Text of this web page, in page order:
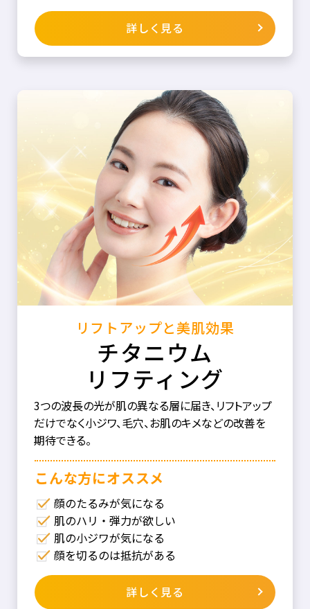
詳しく見る
リフトアップと美肌効果
チタニウム
リフティング
3つの波長の光が肌の異なる層に届き、リフトアップ
だけでなく小ジワ、毛穴、お肌のキメなどの改善を
期待できる。
こんな⽅にオススメ
顔のたるみが気になる
肌のハリ・弾力が欲しい
肌の小ジワが気になる
顔を切るのは抵抗がある
詳しく見る